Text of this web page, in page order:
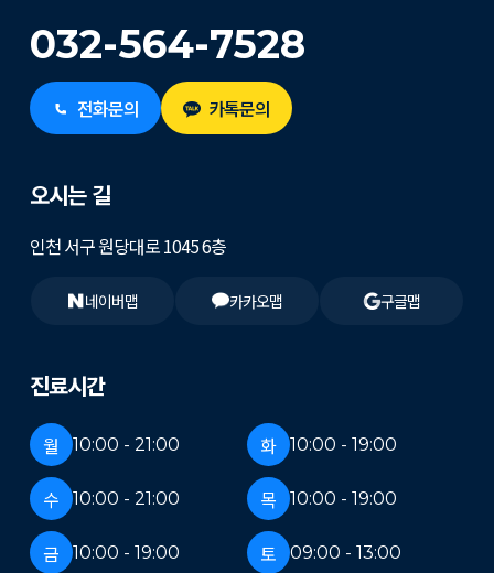
032-564-7528
전화문의 카톡문의
진료시간
월 10:00 - 21:00 화 10:00 - 19:00
수 10:00 - 21:00 목 10:00 - 19:00
금 10:00 - 19:00 토 09:00 - 13:00
오시는 길
인천 서구 원당대로 1045 6층
네이버맵 카카오맵 구글맵